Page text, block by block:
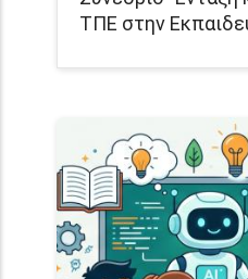
ΤΠΕ στην